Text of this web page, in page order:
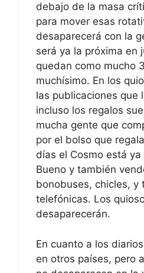
debajo de la masa
para mover esas
desaparecerá con la
será ya la próxima en
quedan como mucho
muchísimo. En los
las publicaciones que
incluso los regalos
mucha gente que
por el bolso que
días el Cosmo está
Bueno y también
bonobuses, chicles, y
telefónicas. Los
desaparecerán.
En cuanto a los
en otros países, pero